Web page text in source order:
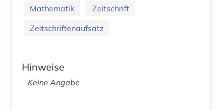
Mathematik
Zeitschrift
Zeitschriftenaufsatz
Hinweise
Keine Angabe